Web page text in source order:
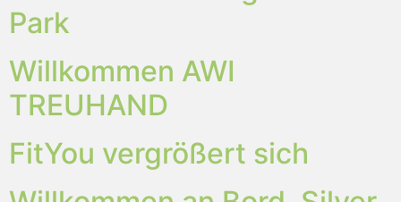
Park
Willkommen AWI
TREUHAND
FitYou vergrößert sich